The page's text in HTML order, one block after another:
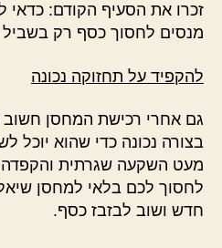
זכרו את הסעיף הקודם:
מנסים לחסוך כסף רק בשביל
להקפיד על תחזוקה נכונה
גם אחרי רכישת המחסן חשוב
בצורה נכונה כדי שהוא יוכל
מעט השקעה שגרתית והקפדה
לחסוך לכם בלאי למחסן
חדש ושוב לבזבז כסף.